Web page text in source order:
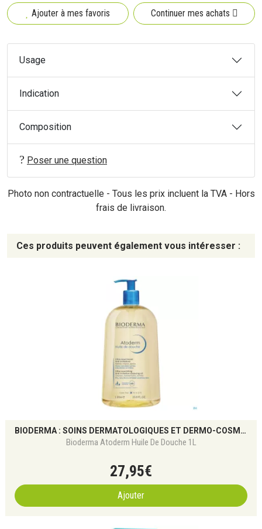
Ajouter à mes favoris Continuer mes achats
Usage
Indication
Composition
Poser une question
Photo non contractuelle - Tous les prix incluent la TVA - Hors
frais de livraison.
Ces produits peuvent également vous intéresser :
BIODERMA : SOINS DERMATOLOGIQUES ET DERMO-COSMÉTIQUES POUR TOUS LES TYPES DE PEAU
Bioderma Atoderm Huile De Douche 1L
27,95€
Ajouter